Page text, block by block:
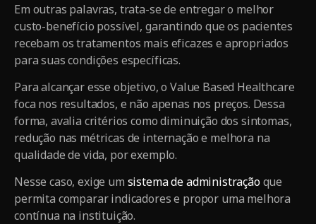
Em outras palavras, trata-se de entregar o melhor
custo-benefício possível, garantindo que os pacientes
recebam os tratamentos mais eficazes e apropriados
para suas condições específicas.
Para alcançar esse objetivo, o Value Based Healthcare
foca nos resultados, e não apenas nos preços. Dessa
forma, avalia critérios como diminuição dos sintomas,
redução nas métricas de internação e melhora na
qualidade de vida, por exemplo.
Nesse caso, exige um sistema de administraçãoque
permita comparar indicadores e propor uma melhora
contínua na instituição.